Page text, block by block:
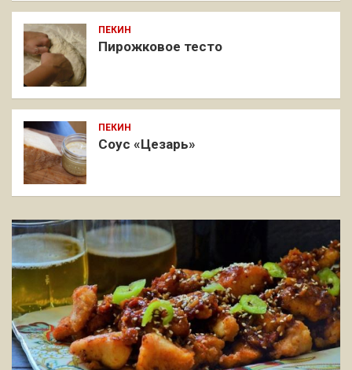
ПЕКИН
Пирожковое тесто
ПЕКИН
Соус «Цезарь»